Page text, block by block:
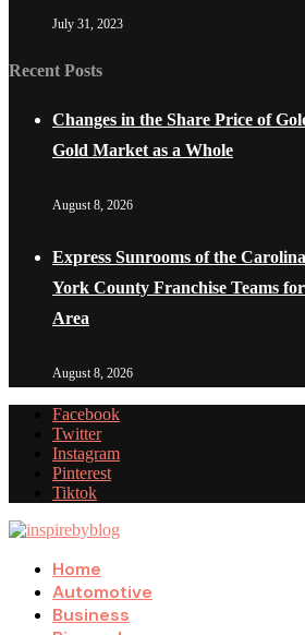
July 31, 2023
Recent Posts
Changes in the Share Price of
Gold Market as a Whole
August 8, 2026
Express Sunrooms of the
York County Franchise Teams
Area
August 8, 2026
Facebook
Twitter
Instagram
Pinterest
Tiktok
Home
Automotive
Business